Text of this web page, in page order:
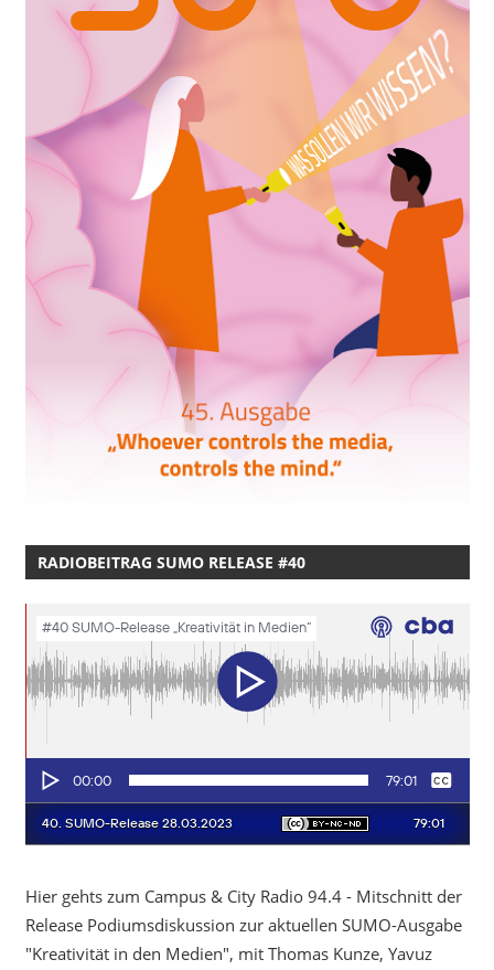
RADIOBEITRAG SUMO RELEASE #40
Hier gehts zum Campus & City Radio 94.4 - Mitschnitt der
Release Podiumsdiskussion zur aktuellen SUMO-Ausgabe
"Kreativität in den Medien", mit Thomas Kunze, Yavuz